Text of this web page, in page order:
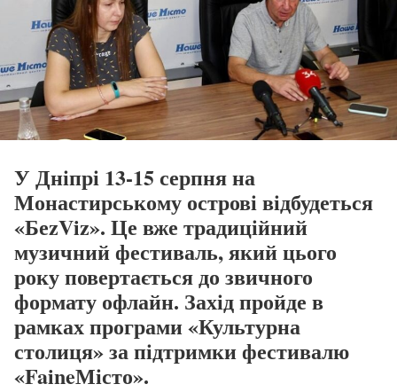
У Дніпрі 13-15 серпня на
Монастирському острові відбудеться
«БеzViz». Це вже традиційний
музичний фестиваль, який цього
року повертається до звичного
формату офлайн. Захід пройде в
рамках програми «Культурна
столиця» за підтримки фестивалю
«FaineМісто».